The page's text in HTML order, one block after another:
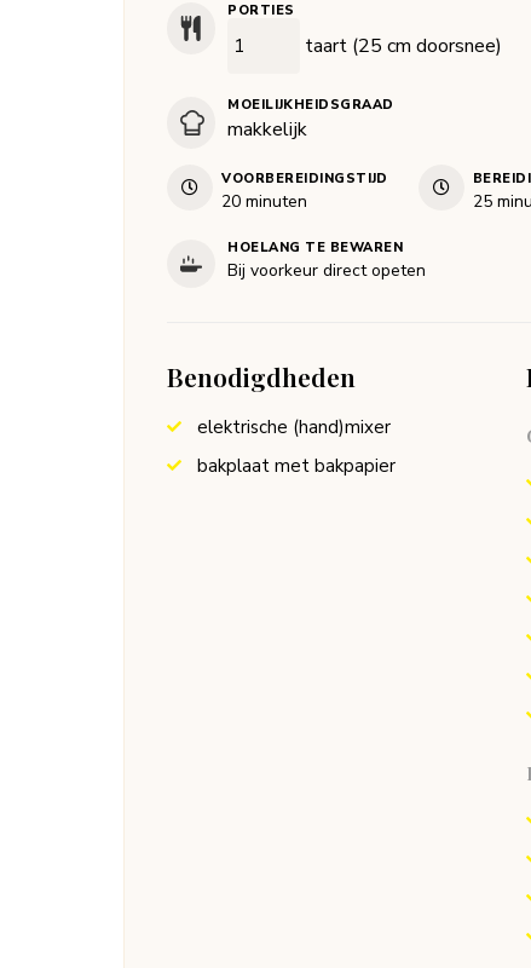
PORTIES
taart (25 cm doorsnee)
MOEILIJKHEIDSGRAAD
makkelijk
VOORBEREIDINGSTIJD
20minuten
minuten 25
HOELANG TE BEWAREN
Bij voorkeur direct opeten
Benodigdheden
elektrische (hand)mixer
bakplaat met bakpapier